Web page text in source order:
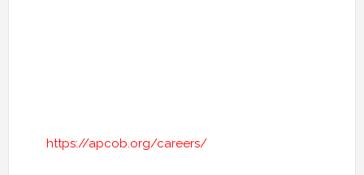
https://apcob.org/careers/